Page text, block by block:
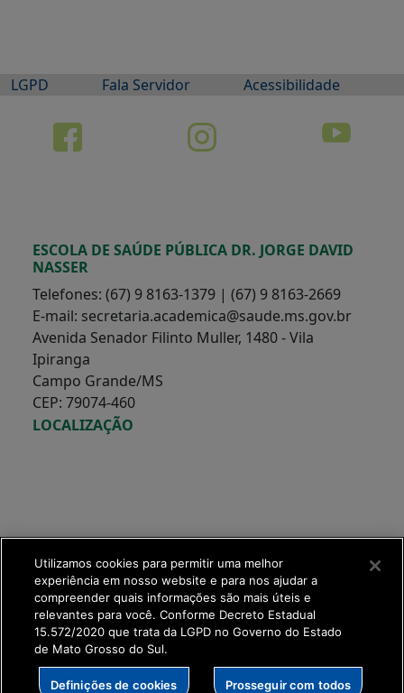
LGPD Fala Servidor Acessibilidade
ESCOLA DE SAÚDE PÚBLICA DR. JORGE DAVID
NASSER
Telefones: (67) 9 8163-1379 | (67) 9 8163-2669
E-mail: secretaria.academica@saude.ms.gov.br
Avenida Senador Filinto Muller, 1480 - Vila
Ipiranga
Campo Grande/MS
CEP: 79074-460
LOCALIZAÇÃO
SETDIG | Secretaria-
Utilizamos cookies para permitir uma melhor
experiência em nosso website e para nos ajudar a
compreender quais informações são mais úteis e
relevantes para você. Conforme Decreto Estadual
15.572/2020 que trata da LGPD no Governo do Estado
de Mato Grosso do Sul.
Definições de cookies Prosseguir com todos